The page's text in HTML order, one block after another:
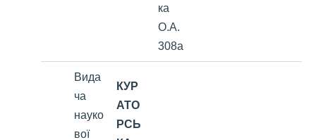
ка
О.А.
308а
Вида
ча
науко
вої
КУР
АТО
РСЬ